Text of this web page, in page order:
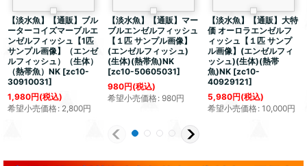
【淡水魚】【通販】ブル
ーターコイズマーブルエ
ンゼルフィッシュ【1匹
サンプル画像】（エンゼ
ルフィッシュ）（生体）
（熱帯魚）NK [zc10-
30910031]
1,980円(税込)
希望小売価格: 2,800円
【淡水魚】【通販】マー
ブルエンゼルフィッシュ
【１匹 サンプル画像】
(エンゼルフィッシュ)
(生体)(熱帯魚)NK
[zc10-50605031]
980円(税込)
希望小売価格: 980円
【淡水魚】【通販】大特
価 オーロラエンゼルフ
ィッシュ【１匹 サンプ
ル画像】(エンゼルフィ
ッシュ)(生体)(熱帯
魚)NK [zc10-
40929121]
5,980円(税込)
希望小売価格: 10,000円